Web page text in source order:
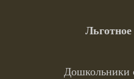
Льготное
Дошкольники